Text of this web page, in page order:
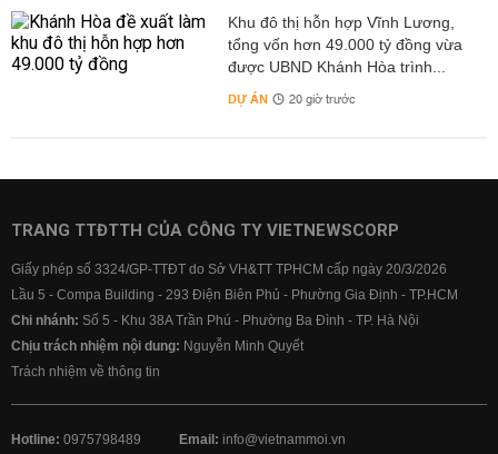
Khu đô thị hỗn hợp Vĩnh Lương,
tổng vốn hơn 49.000 tỷ đồng vừa
được UBND Khánh Hòa trình...
DỰ ÁN 20 giờ trước
TRANG TTĐTTH CỦA CÔNG TY VIETNEWSCORP
Giấy phép số 3324/GP-TTĐT do Sở VH&TT TPHCM cấp ngày 20/3/2026
Lầu 5 - Compa Building - 293 Điện Biên Phủ - Phường Gia Định - TP.HCM
Chi nhánh: Số 5 - Khu 38A Trần Phú - Phường Ba Đình - TP. Hà Nội
Chịu trách nhiệm nội dung: Nguyễn Minh Quyết
Trách nhiệm về thông tin
Hotline: 0975798489 Email: info@vietnammoi.vn